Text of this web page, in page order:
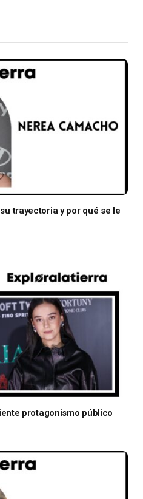
trayectoria y por qué se le
protagonismo público